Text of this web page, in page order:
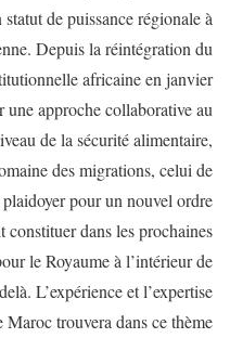
de puissance régionale à
Depuis la réintégration du
africaine en janvier
une approche collaborative au
de la sécurité alimentaire,
des migrations, celui de
pour un nouvel ordre
dans les prochaines
le Royaume à l’intérieur de
L’expérience et l’expertise
Maroc trouvera dans ce thème